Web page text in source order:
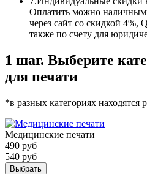
Оплатить можно
через сайт со скидкой 4%,
также по счету для
1 шаг. Выберите
для печати
*в разных категориях находятся
Медицинские печати
490 руб
540 руб
Выбрать